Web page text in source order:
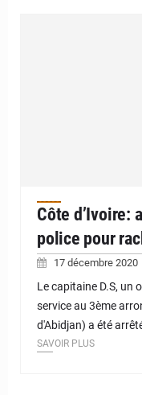
Côte d’Ivoire:
police pour
17 décembre 2020
Le capitaine D.S, un
service au 3ème
d'Abidjan) a été
SAVOIR PLUS